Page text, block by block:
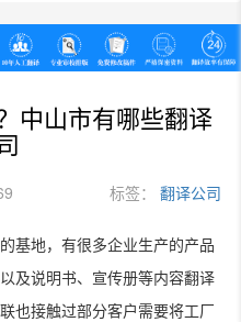
中山市有哪些翻译
标签： 翻译公司
基地，有很多企业生产的产品
及说明书、宣传册等内容翻译
也接触过部分客户需要将工厂